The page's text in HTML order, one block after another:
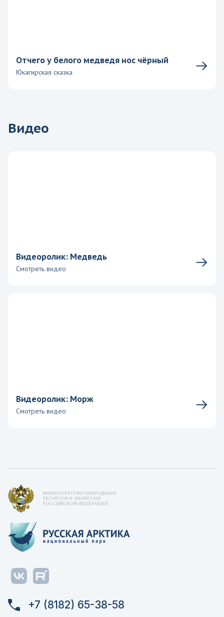
Отчего у белого медведя нос чёрный
Юкагирская сказка
Видео
Видеоролик: Медведь
Смотреть видео
Видеоролик: Морж
Смотреть видео
+7 (8182) 65-38-58